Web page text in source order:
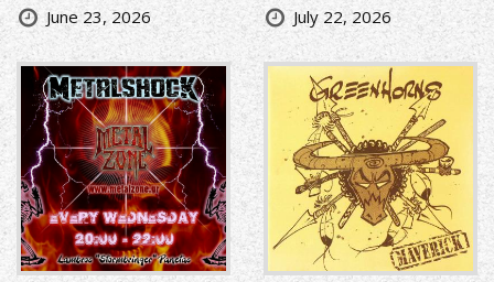
June 23, 2026 July 22, 2026